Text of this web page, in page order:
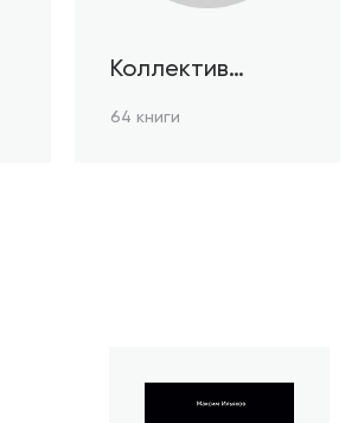
Коллектив
64 книги